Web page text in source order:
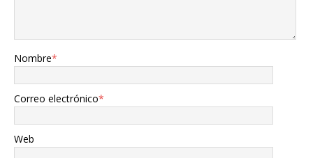
Nombre*
Correo electrónico*
Web